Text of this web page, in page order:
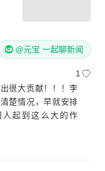
@元宝 一起聊新闻
1
很大贡献！！！李
楚情况，早就安排
起到这么大的作